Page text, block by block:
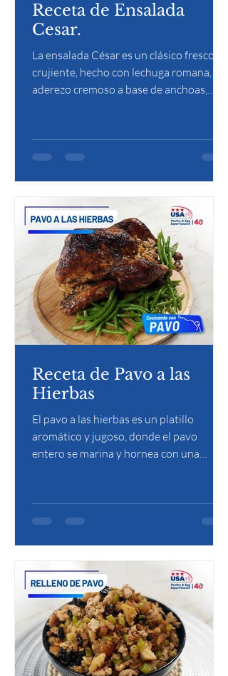
Receta de Ensalada
Cesar.
La ensalada César es un clásico fresco y
crujiente, hecho con lechuga romana,
aderezo cremoso a base de anchoas,
hacen de este platillo una opción ligera y
deliciosa.
Receta de Pavo a las
Hierbas
El pavo a las hierbas es un platillo
aromático y jugoso, donde el pavo
entero se marina y hornea con una
mantequilla. Su sabor es delicado y
fragante, ideal para celebraciones